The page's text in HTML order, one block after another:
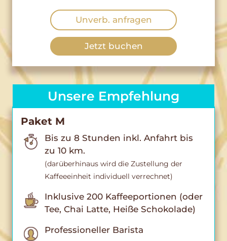
Unverb. anfragen
Jetzt buchen
Unsere Empfehlung
Paket M
Bis zu 8 Stunden inkl. Anfahrt bis
zu 10 km.
(darüberhinaus wird die Zustellung der
Kaffeeeinheit individuell verrechnet)
Inklusive 200 Kaffeeportionen (oder
Tee, Chai Latte, Heiße Schokolade)
Professioneller Barista